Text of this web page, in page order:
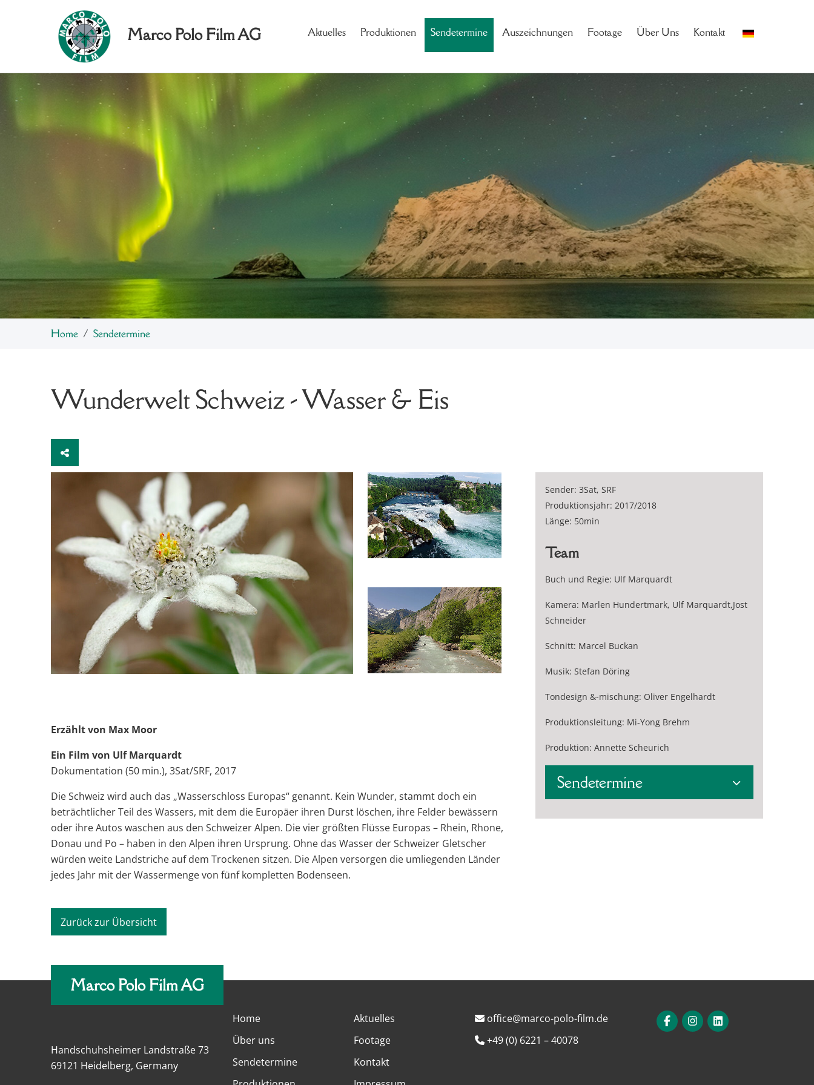
Marco Polo Film AG Aktuelles Produktionen Sendetermine Auszeichnungen Footage Über Uns Kontakt
Home Sendetermine
Wunderwelt Schweiz - Wasser & Eis
Erzählt von Max Moor
Ein Film von Ulf Marquardt
Dokumentation (50 min.), 3Sat/SRF, 2017
Die Schweiz wird auch das „Wasserschloss Europas“ genannt. Kein Wunder, stammt doch ein
beträchtlicher Teil des Wassers, mit dem die Europäer ihren Durst löschen, ihre Felder bewässern
oder ihre Autos waschen aus den Schweizer Alpen. Die vier größten Flüsse Europas – Rhein, Rhone,
Donau und Po – haben in den Alpen ihren Ursprung. Ohne das Wasser der Schweizer Gletscher
würden weite Landstriche auf dem Trockenen sitzen. Die Alpen versorgen die umliegenden Länder
jedes Jahr mit der Wassermenge von fünf kompletten Bodenseen.
Zurück zur Übersicht
Sender: 3Sat, SRF
Produktionsjahr: 2017/2018
Länge: 50min
Team
Buch und Regie: Ulf Marquardt
Kamera: Marlen Hundertmark, Ulf Marquardt,Jost
Schneider
Schnitt: Marcel Buckan
Musik: Stefan Döring
Tondesign &-mischung: Oliver Engelhardt
Produktionsleitung: Mi-Yong Brehm
Produktion: Annette Scheurich
Sendetermine
Marco Polo Film AG
Handschuhsheimer Landstraße 73
69121 Heidelberg, Germany
Home
Über uns
Sendetermine
Aktuelles
Footage
Kontakt
office@marco-polo-film.de
+49 (0) 6221 – 40078